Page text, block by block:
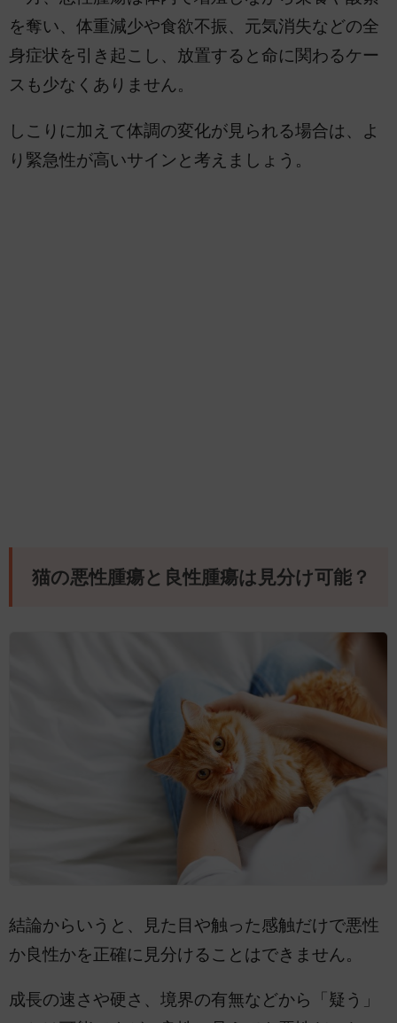
を奪い、体重減少や食欲不振、元気消失などの全
身症状を引き起こし、放置すると命に関わるケー
スも少なくありません。
しこりに加えて体調の変化が見られる場合は、よ
り緊急性が高いサインと考えましょう。
猫の悪性腫瘍と良性腫瘍は見分け可能？
結論からいうと、見た目や触った感触だけで悪性
か良性かを正確に見分けることはできません。
成長の速さや硬さ、境界の有無などから「疑う」